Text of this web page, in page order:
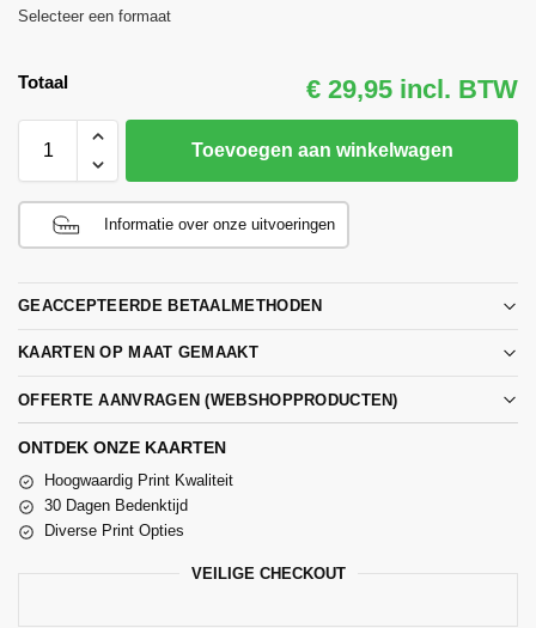
Selecteer een formaat
Totaal € 29,95 incl. BTW
Toevoegen aan winkelwagen
Informatie over onze uitvoeringen
GEACCEPTEERDE BETAALMETHODEN
KAARTEN OP MAAT GEMAAKT
OFFERTE AANVRAGEN (WEBSHOPPRODUCTEN)
ONTDEK ONZE KAARTEN
Hoogwaardig Print Kwaliteit
30 Dagen Bedenktijd
Diverse Print Opties
VEILIGE CHECKOUT